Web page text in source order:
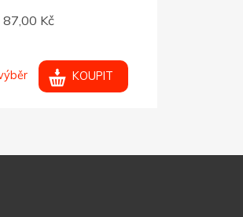
87,00 Kč
KOUPIT